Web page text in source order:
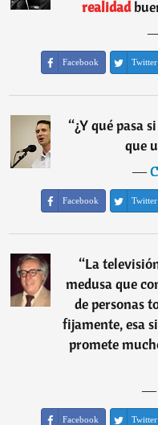
realidad
Facebook Twitter
“¿Y qué pasa
que
―
Facebook Twitter
“La
medusa que
de personas
fijamente, esa
promete
―
Facebook Twitter